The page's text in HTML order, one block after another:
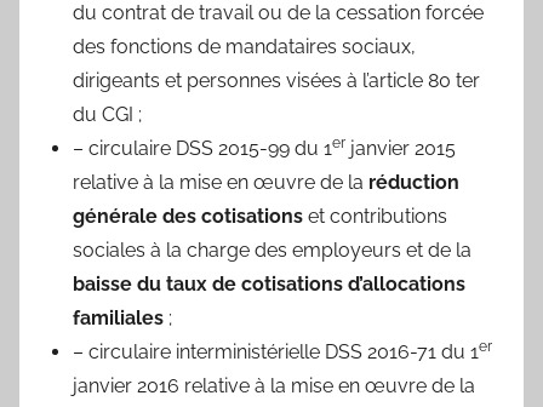
du contrat de travail ou de la cessation forcée
des fonctions de mandataires sociaux,
dirigeants et personnes visées à l’article 80 ter
du CGI ;
– circulaire DSS 2015-99 du 1er janvier 2015
relative à la mise en œuvre de la réduction
générale des cotisations et contributions
sociales à la charge des employeurs et de la
baisse du taux de cotisations d’allocations
familiales ;
– circulaire interministérielle DSS 2016-71 du 1er
janvier 2016 relative à la mise en œuvre de la